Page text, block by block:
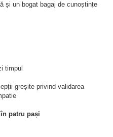
și un bogat bagaj de cunoștințe
timpul
greșite privind validarea
în patru pași